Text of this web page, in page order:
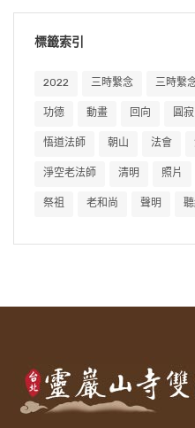
這個「嚴正之行」，我
事、這個公案。我們這
提倡中國傳統文化，稍
道這些後面的結果不是
親沒有教好，父母沒有
怎麼會教得好。所以教
要了，出來跟男眾一樣
力可能比男眾好，但是
一個責任，這個是對外
要維護佛殿的莊嚴，佛
子進去，那不是很髒亂
堂的髒亂。內部就是，
如果對佛殿殿堂，讓它
也都不管，這個就造罪
女眾來探望、來關懷，
『不令面對焉』，就是
終生他就守這個戒，他
非常不容易。
下面「贊曰」是蓮池
歎，蓮池大師是明朝時
齒，不得多語，而此老
蓮池大師也讚歎這個
未就，地獄先成』，天
成就了。造寺院是有福
做得不如法，那就要下
反而造了罪業，先造了
酒。
在現代我認識的，嚴
標籤索引
2022 三時繫念 三時繫
功德 動畫 回向 圓寂
悟道法師 朝山 法會
淨空老法師 清明 照片
祭祖 老和尚 聲明